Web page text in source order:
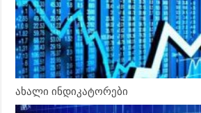
ახალი ინდიკატორები